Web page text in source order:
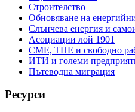
Строителство
Обновяване на
Слънчева енергия и
Асоциации лой 1901
СМЕ, ТПЕ и свободно
ИТИ и големи
Пътеводна миграция
Ресурси